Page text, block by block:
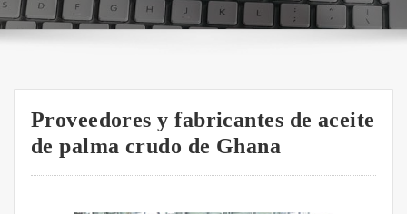
Proveedores y fabricantes de aceite
de palma crudo de Ghana